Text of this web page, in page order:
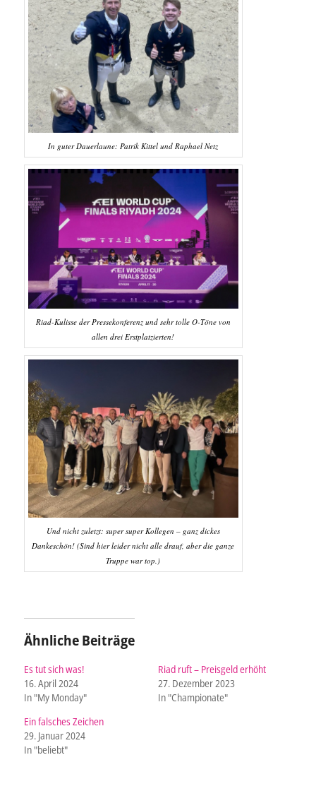
In guter Dauerlaune: Patrik Kittel und Raphael Netz
Riad-Kulisse der Pressekonferenz und sehr tolle O-Töne von
allen drei Erstplatzierten!
Und nicht zuletzt: super super Kollegen – ganz dickes
Dankeschön! (Sind hier leider nicht alle drauf, aber die ganze
Truppe war top.)
Ähnliche Beiträge
Es tut sich was!
16. April 2024
In "My Monday"
Riad ruft – Preisgeld erhöht
27. Dezember 2023
In "Championate"
Ein falsches Zeichen
29. Januar 2024
In "beliebt"